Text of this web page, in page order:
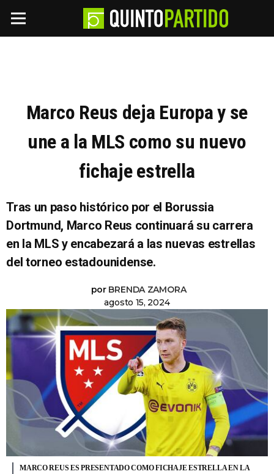
Marco Reus deja Europa y se
une a la MLS como su nuevo
fichaje estrella
Tras un paso histórico por el Borussia
Dortmund, Marco Reus continuará su carrera
en la MLS y encabezará a las nuevas estrellas
del torneo estadounidense.
por BRENDA ZAMORA
agosto 15, 2024
MARCO REUS ES PRESENTADO COMO FICHAJE ESTRELLA EN LA